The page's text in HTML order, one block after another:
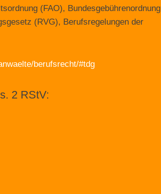
(FAO), Bundesgebührenordnung
(RVG), Berufsregelungen der
berufsrecht/#tdg
2 RStV: